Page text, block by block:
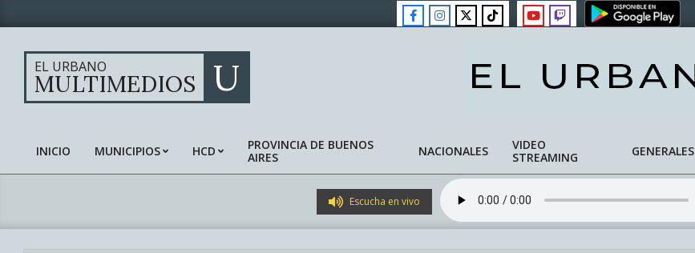
to
content
EL URBANO
MULTIMEDIOS U
Primary
Navigation
INICIO MUNICIPIOS HCD
PROVINCIA DE BUENOS
AIRES
NACIONALES
VIDEO
STREAMING
GENERALES
Escucha en vivo